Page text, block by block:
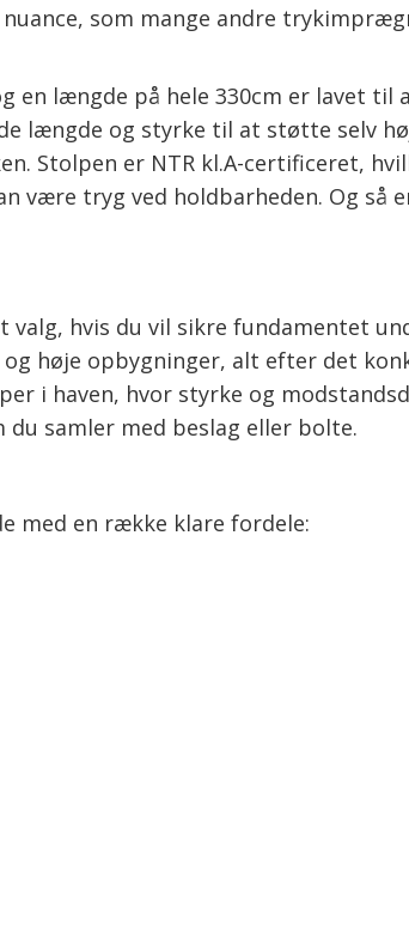
som mange andre
længde på hele 330cm er lavet til
længde og styrke til at støtte selv
Stolpen er NTR kl.A-certificeret,
tryg ved holdbarheden. Og så
hvis du vil sikre fundamentet
høje opbygninger, alt efter det
i haven, hvor styrke og
samler med beslag eller bolte.
med en række klare fordele: